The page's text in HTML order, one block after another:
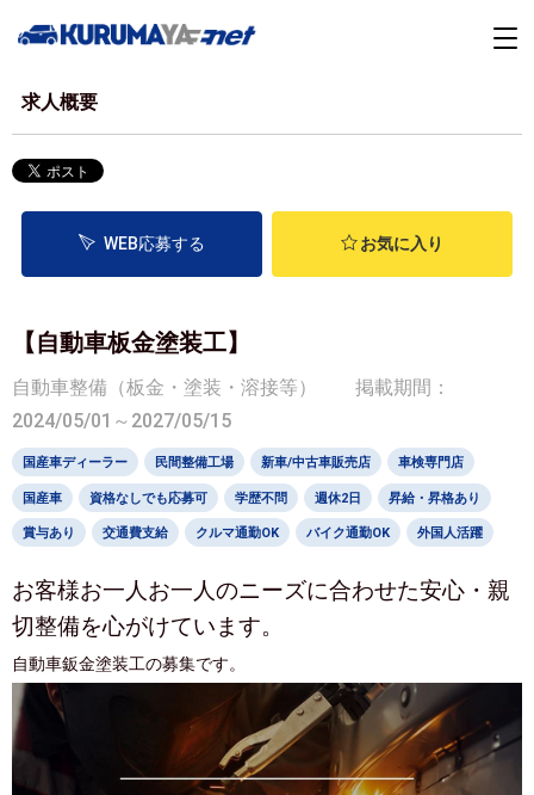
求人概要
WEB応募する お気に入り
【自動車板金塗装工】
自動車整備（板金・塗装・溶接等）
掲載期間：
2024/05/01～2027/05/15
国産車ディーラー 民間整備工場 新車/中古車販売店 車検専門店
国産車 資格なしでも応募可 学歴不問 週休2日 昇給・昇格あり
賞与あり 交通費支給 クルマ通勤OK バイク通勤OK 外国人活躍
お客様お一人お一人のニーズに合わせた安心・親
切整備を心がけています。
自動車鈑金塗装工の募集です。